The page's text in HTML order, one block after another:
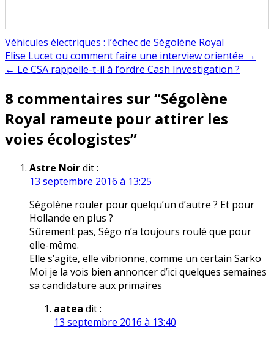
Véhicules électriques : l’échec de Ségolène Royal
Navigation
de
l’article
Elise Lucet ou comment faire une interview orientée →
← Le CSA rappelle-t-il à l’ordre Cash Investigation ?
8 commentaires sur “Ségolène
Royal rameute pour attirer les
voies écologistes”
Astre Noirdit :
13 septembre 2016 à 13:25
Ségolène rouler pour quelqu’un d’autre ? Et pour
Hollande en plus ?
Sûrement pas, Ségo n’a toujours roulé que pour
elle-même.
Elle s’agite, elle vibrionne, comme un certain Sarko
Moi je la vois bien annoncer d’ici quelques semaines
sa candidature aux primaires
aatea dit :
13 septembre 2016 à 13:40